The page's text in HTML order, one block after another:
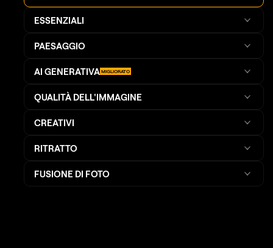
ESSENZIALI
PAESAGGIO
AI GENERATIVA MIGLIORATO
QUALITÀ DELL'IMMAGINE
CREATIVI
RITRATTO
FUSIONE DI FOTO